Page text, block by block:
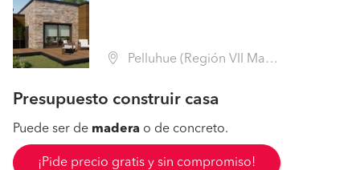
Pelluhue (Región VII Maule - Cauquenes)
Presupuesto construir casa
Puede ser de madera o de concreto.
¡Pide precio gratis y sin compromiso!